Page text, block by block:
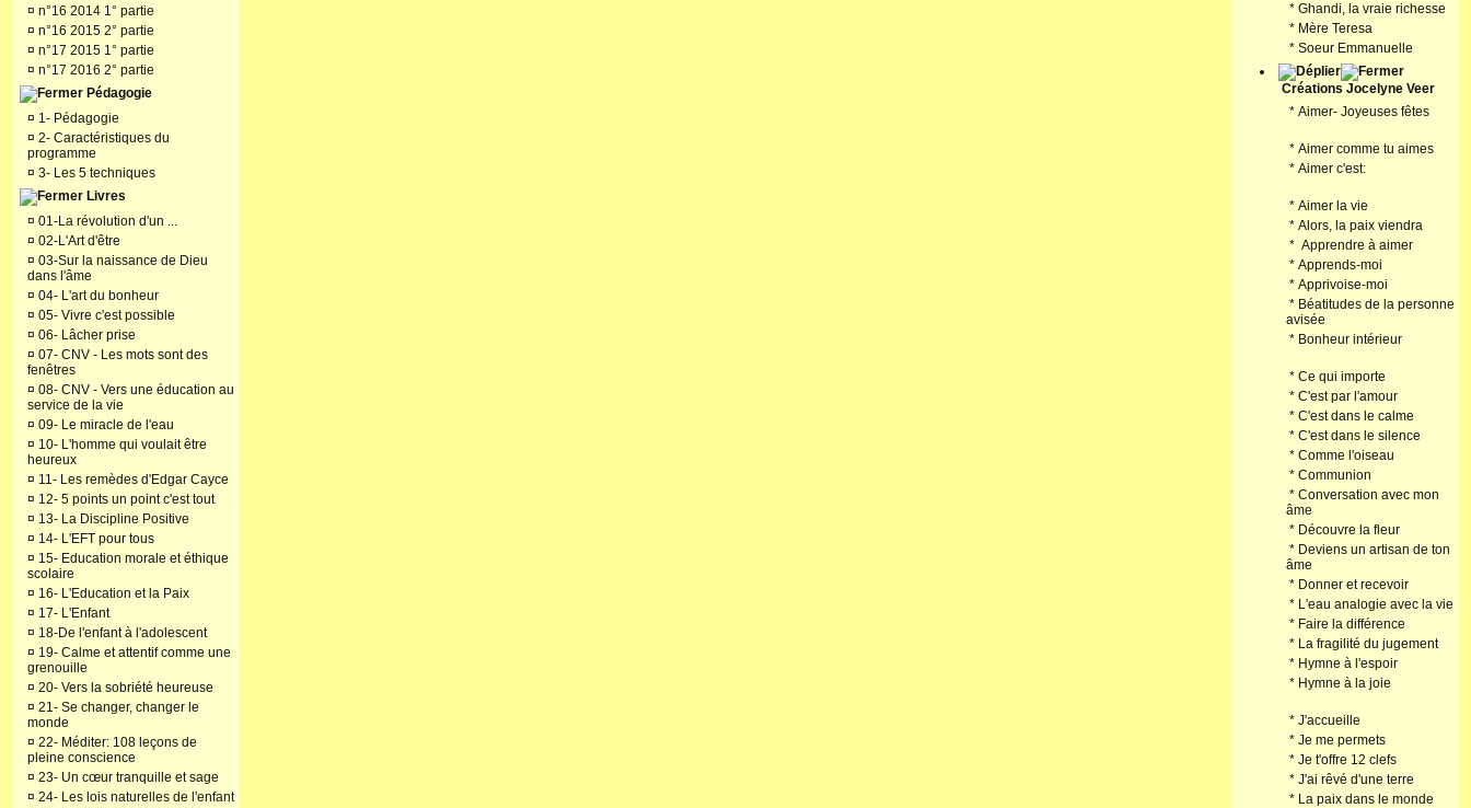
¤ n°16 2014 1° partie
¤ n°16 2015 2° partie
¤ n°17 2015 1° partie
¤ n°17 2016 2° partie
Pédagogie
¤ 1- Pédagogie
¤ 2- Caractéristiques du
programme
¤ 3- Les 5 techniques
Livres
¤ 01-La révolution d'un ...
¤ 02-L'Art d'être
¤ 03-Sur la naissance de Dieu
dans l'âme
¤ 04- L'art du bonheur
¤ 05- Vivre c'est possible
¤ 06- Lâcher prise
¤ 07- CNV - Les mots sont des
fenêtres
¤ 08- CNV - Vers une éducation au
service de la vie
¤ 09- Le miracle de l'eau
¤ 10- L'homme qui voulait être
heureux
¤ 11- Les remèdes d'Edgar Cayce
¤ 12- 5 points un point c'est tout
¤ 13- La Discipline Positive
¤ 14- L'EFT pour tous
¤ 15- Education morale et éthique
scolaire
¤ 16- L'Education et la Paix
¤ 17- L'Enfant
¤ 18-De l'enfant à l'adolescent
¤ 19- Calme et attentif comme une
grenouille
¤ 20- Vers la sobriété heureuse
¤ 21- Se changer, changer le
monde
¤ 22- Méditer: 108 leçons de
pleine conscience
¤ 23- Un cœur tranquille et sage
¤ 24- Les lois naturelles de l'enfant
* Ghandi, la vraie richesse
* Mère Teresa
* Soeur Emmanuelle
Créations Jocelyne Veer
* Aimer- Joyeuses fêtes
* Aimer comme tu aimes
* Aimer c'est:
* Aimer la vie
* Alors, la paix viendra
* Apprendre à aimer
* Apprends-moi
* Apprivoise-moi
* Béatitudes de la personne
avisée
* Bonheur intérieur
* Ce qui importe
* C'est par l'amour
* C'est dans le calme
* C'est dans le silence
* Comme l'oiseau
* Communion
* Conversation avec mon
âme
* Découvre la fleur
* Deviens un artisan de ton
âme
* Donner et recevoir
* L'eau analogie avec la vie
* Faire la différence
* La fragilité du jugement
* Hymne à l'espoir
* Hymne à la joie
* J'accueille
* Je me permets
* Je t'offre 12 clefs
* J'ai rêvé d'une terre
* La paix dans le monde